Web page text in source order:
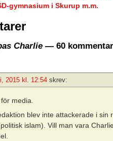
gymnasium i Skurup m.m.
Charlie — 60
2015 kl. 12:54 skrev:
media.
blev inte attackerade i
islam). Vill man vara